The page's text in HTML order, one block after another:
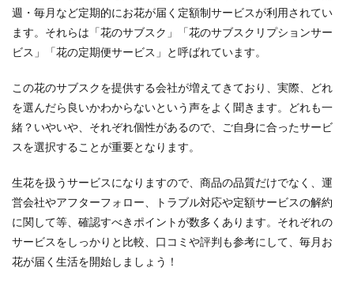
週・毎月など定期的にお花が届く定額制サービスが利用されてい
ます。それらは「花のサブスク」「花のサブスクリプションサー
ビス」「花の定期便サービス」と呼ばれています。
この花のサブスクを提供する会社が増えてきており、実際、どれ
を選んだら良いかわからないという声をよく聞きます。どれも一
緒？いやいや、それぞれ個性があるので、ご自身に合ったサービ
スを選択することが重要となります。
生花を扱うサービスになりますので、商品の品質だけでなく、運
営会社やアフターフォロー、トラブル対応や定額サービスの解約
に関して等、確認すべきポイントが数多くあります。それぞれの
サービスをしっかりと比較、口コミや評判も参考にして、毎月お
花が届く生活を開始しましょう！